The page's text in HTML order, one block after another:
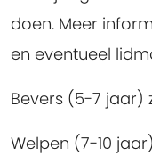
doen. Meer
en eventueel
Bevers (5-7 jaar)
Welpen (7-10